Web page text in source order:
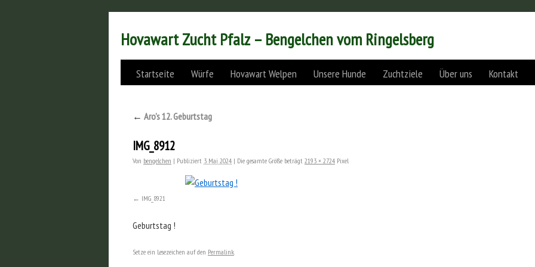
Hovawart Zucht Pfalz – Bengelchen vom Ringelsberg
Startseite Würfe Hovawart Welpen Unsere Hunde Zuchtziele Über uns Kontakt
← Aro’s 12. Geburtstag
IMG_8912
Von bengelchen | Publiziert 3. Mai 2024 | Die gesamte Größe beträgt 2193 × 2724 Pixel
IMG_8921
Geburtstag !
Setze ein Lesezeichen auf den Permalink.